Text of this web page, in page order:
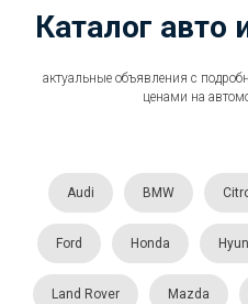
Каталог
актуальные объявления с
ценами на
Audi BMW
Ford Honda
Land Rover Mazda